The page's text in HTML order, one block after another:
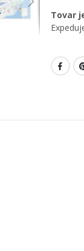
Tovar